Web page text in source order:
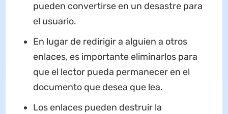
pueden convertirse en un desastre para
el usuario.
En lugar de redirigir a alguien a otros
enlaces, es importante eliminarlos para
que el lector pueda permanecer en el
documento que desea que lea.
Los enlaces pueden destruir la